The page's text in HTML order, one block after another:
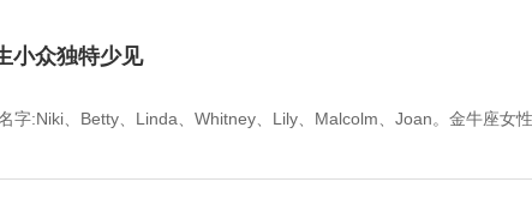
小众独特少见
字:Niki、Betty、Linda、Whitney、Lily、Malcolm、Joan。金牛座女